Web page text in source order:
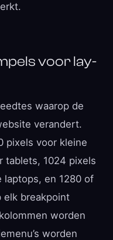
voor lay-
waarop de
verandert.
pixels voor kleine
tablets, 1024 pixels
en 1280 of
elk breakpoint
worden
worden